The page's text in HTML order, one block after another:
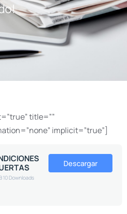
title=””
implicit=”true”]
10 Downloads
Descargar